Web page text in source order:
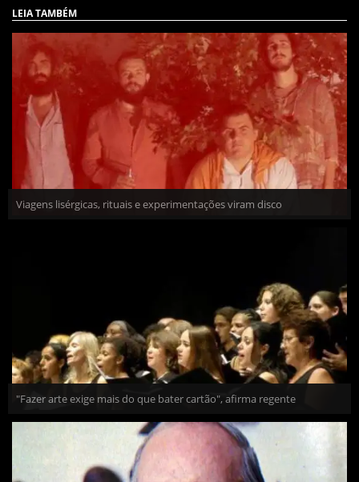
LEIA TAMBÉM
Viagens lisérgicas, rituais e experimentações viram disco
"Fazer arte exige mais do que bater cartão", afirma regente